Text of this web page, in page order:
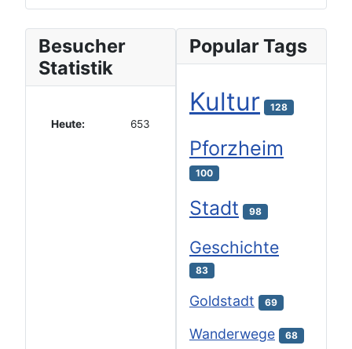
Besucher
Statistik
Heute: 653
Popular Tags
Kultur 128
Pforzheim
100
Stadt 98
Geschichte
83
Goldstadt 69
Wanderwege 68